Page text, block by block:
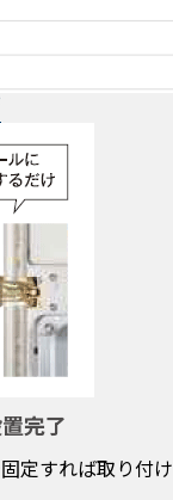
完了
定すれば取り付け